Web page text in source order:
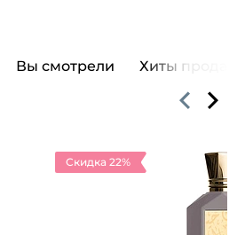
Вы смотрели Хиты продаж
Скидка 22%